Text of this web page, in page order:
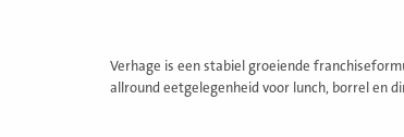
Verhage is een stabiel groeiende
allround eetgelegenheid voor lunch, borrel en